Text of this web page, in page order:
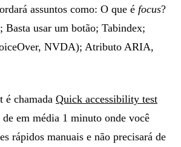
assuntos como: O que é focus?
usar um botão; Tabindex;
NVDA); Atributo ARIA,
é chamada Quick accessibility test
em média 1 minuto onde você
rápidos manuais e não precisará de